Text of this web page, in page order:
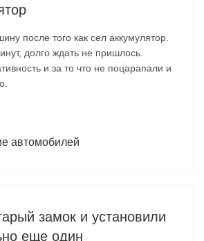
после того как сел аккумулятор.
долго ждать не пришлось.
и за то что не поцарапали и
автомобилей
замок и установили
еще один